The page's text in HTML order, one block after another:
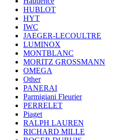
HUBLOT
HYT
IWC
JAEGER-LECOULTRE
LUMINOX
MONTBLANC
MORITZ GROSSMANN
OMEGA
Other
PANERAI
Parmigiani Fleurier
PERRELET
Piaget
RALPH LAUREN
RICHARD MILLE